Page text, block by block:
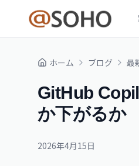
ホーム ブログ 最
GitHub
か下がるか
2026年4月15日